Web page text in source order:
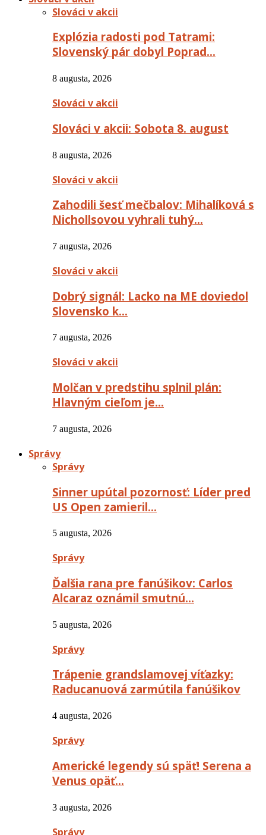
Slováci v akcii
Explózia radosti pod Tatrami:
Slovenský pár dobyl Poprad…
8 augusta, 2026
Slováci v akcii
Slováci v akcii: Sobota 8. august
8 augusta, 2026
Slováci v akcii
Zahodili šesť mečbalov: Mihalíková s
Nichollsovou vyhrali tuhý…
7 augusta, 2026
Slováci v akcii
Dobrý signál: Lacko na ME doviedol
Slovensko k…
7 augusta, 2026
Slováci v akcii
Molčan v predstihu splnil plán:
Hlavným cieľom je…
7 augusta, 2026
Správy
Správy
Sinner upútal pozornosť: Líder pred
US Open zamieril…
5 augusta, 2026
Správy
Ďalšia rana pre fanúšikov: Carlos
Alcaraz oznámil smutnú…
5 augusta, 2026
Správy
Trápenie grandslamovej víťazky:
Raducanuová zarmútila fanúšikov
4 augusta, 2026
Správy
Americké legendy sú späť! Serena a
Venus opäť…
3 augusta, 2026
Správy